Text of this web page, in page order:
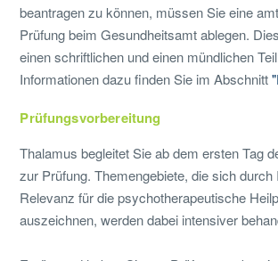
beantragen zu können, müssen Sie eine
Prüfung beim Gesundheitsamt ablegen.
einen schriftlichen und einen mündlichen
Informationen dazu finden Sie im Abschnitt
Prüfungsvorbereitung
Thalamus begleitet Sie ab dem ersten Tag
zur Prüfung. Themengebiete, die sich durch
Relevanz für die psychotherapeutische
auszeichnen, werden dabei intensiver